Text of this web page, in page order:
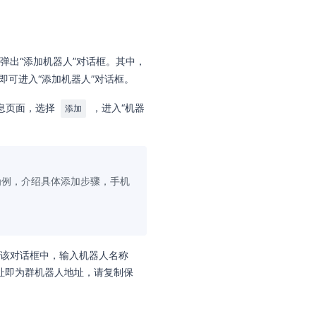
弹出“添加机器人”对话框。其中，
可进入“添加机器人”对话框。
页面，选择 添加
，进入“机器
，介绍具体添加步骤，手机
对话框中，输入机器人名称
即为群机器人地址，请复制保